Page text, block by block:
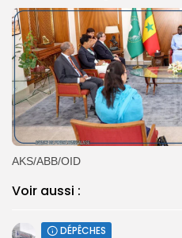
AKS/ABB/OID
Voir aussi :
DÉPÊCHES